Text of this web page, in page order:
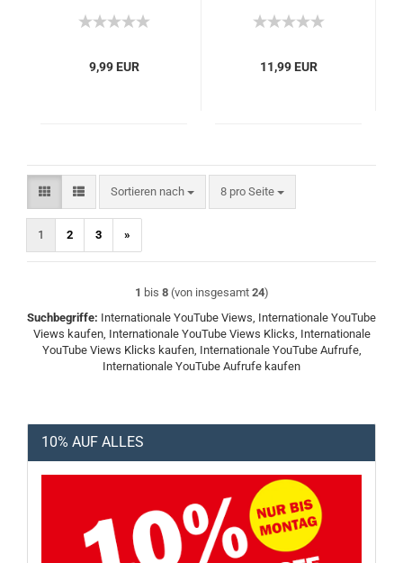
9,99 EUR 11,99 EUR
Sortieren nach
Sortieren nach 8 pro Seite
pro Seite
1 2 3 »
1 bis 8(von insgesamt 24)
Suchbegriffe: Internationale YouTube Views, Internationale YouTube
Views kaufen, Internationale YouTube Views Klicks, Internationale
YouTube Views Klicks kaufen, Internationale YouTube Aufrufe,
Internationale YouTube Aufrufe kaufen
10% AUF ALLES